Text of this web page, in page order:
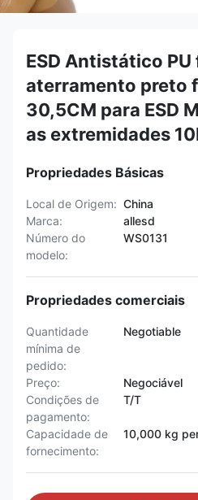
ESD Antistático PU
aterramento preto
30,5CM para ESD
as extremidades
Propriedades Básicas
Local de Origem: China
Marca:
allesd
Número do
modelo:
WS0131
Propriedades comerciais
Quantidade
mínima de
pedido:
Negotiable
Preço:
Negociável
Condições de
pagamento:
T/T
Capacidade de
fornecimento:
10,000 kg